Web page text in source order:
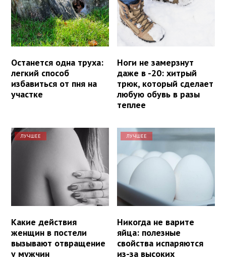
Останется одна труха:
легкий способ
избавиться от пня на
участке
Ноги не замерзнут
даже в -20: хитрый
трюк, который сделает
любую обувь в разы
теплее
ЛУЧШЕЕ
Какие действия
женщин в постели
вызывают отвращение
у мужчин
ЛУЧШЕЕ
Никогда не варите
яйца: полезные
свойства испаряются
из-за высоких